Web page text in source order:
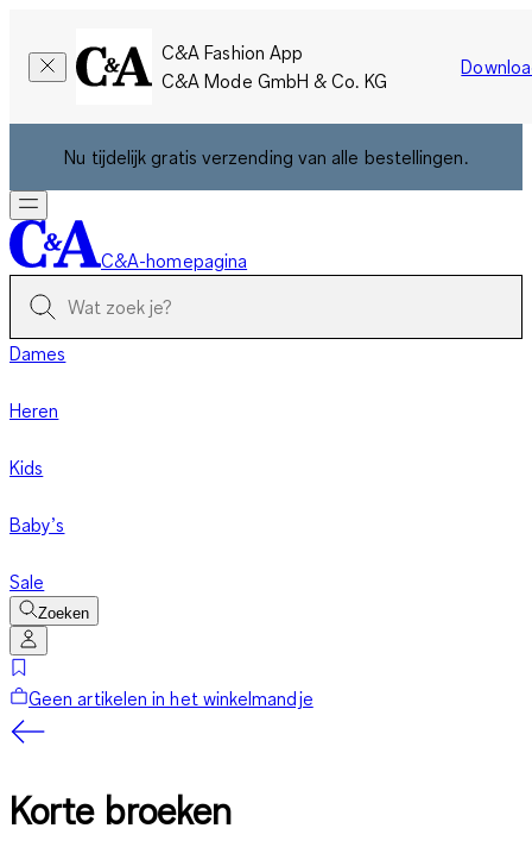
C&A Fashion App
C&A Mode GmbH & Co. KG
Nu tijdelijk gratis verzending van alle bestellingen.
C&A-homepagina
Dames
Heren
Kids
Baby’s
Sale
Zoeken
Geen artikelen in het winkelmandje
Korte broeken